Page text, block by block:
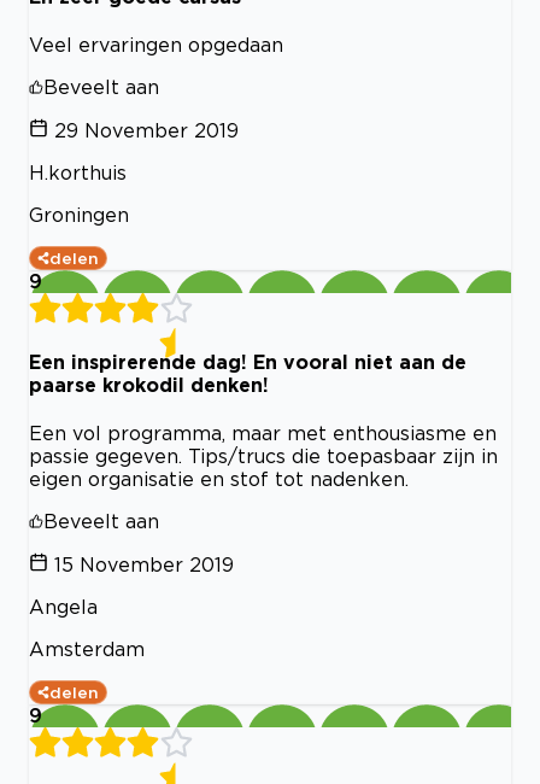
Veel ervaringen opgedaan
Beveelt aan
29 November 2019
H.korthuis
Groningen
delen
9
Een inspirerende dag! En vooral niet aan de
paarse krokodil denken!
Een vol programma, maar met enthousiasme en
passie gegeven. Tips/trucs die toepasbaar zijn in
eigen organisatie en stof tot nadenken.
Beveelt aan
15 November 2019
Angela
Amsterdam
delen
9